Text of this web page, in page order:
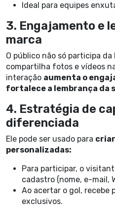
Ideal para equipes
3. Engajamento e
marca
O público não só participa
compartilha fotos e vídeos
interação aumenta o
fortalece a lembrança da
4. Estratégia de
diferenciada
Ele pode ser usado para
personalizadas:
Para participar, o
cadastro (nome, e-mail,
Ao acertar o gol, recebe
exclusivos.